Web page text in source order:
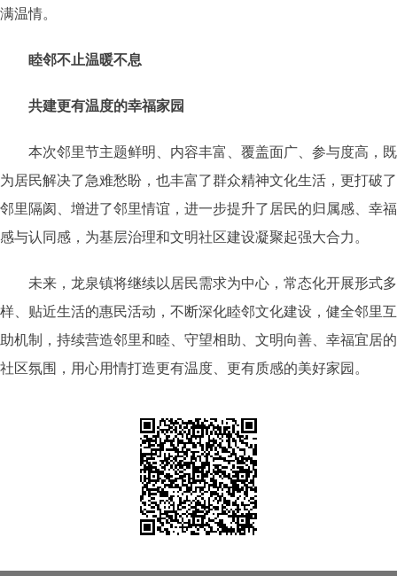
满温情。
睦邻不止温暖不息
共建更有温度的幸福家园
本次邻里节主题鲜明、内容丰富、覆盖面广、参与度高，既
为居民解决了急难愁盼，也丰富了群众精神文化生活，更打破了
邻里隔阂、增进了邻里情谊，进一步提升了居民的归属感、幸福
感与认同感，为基层治理和文明社区建设凝聚起强大合力。
未来，龙泉镇将继续以居民需求为中心，常态化开展形式多
样、贴近生活的惠民活动，不断深化睦邻文化建设，健全邻里互
助机制，持续营造邻里和睦、守望相助、文明向善、幸福宜居的
社区氛围，用心用情打造更有温度、更有质感的美好家园。